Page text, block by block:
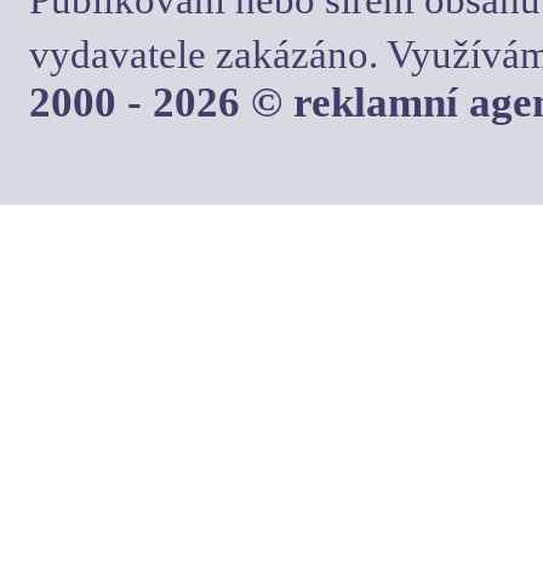
vydavatele zakázáno.
2000 - 2026 © reklamní